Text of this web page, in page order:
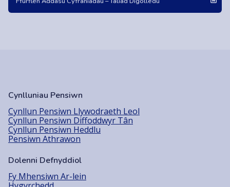
Cynlluniau Pensiwn
Cynllun Pensiwn Llywodraeth Leol
Cynllun Pensiwn Diffoddwyr Tân
Cynllun Pensiwn Heddlu
Pensiwn Athrawon
Dolenni Defnyddiol
Fy Mhensiwn Ar-lein